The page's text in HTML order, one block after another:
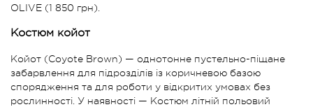
OLIVE (1 850 грн).
Костюм койот
Койот (Coyote Brown) — однотонне пустельно-піщане
забарвлення для підрозділів із коричневою базою
спорядження та для роботи у відкритих умовах без
рослинності. У наявності — Костюм літній польовий